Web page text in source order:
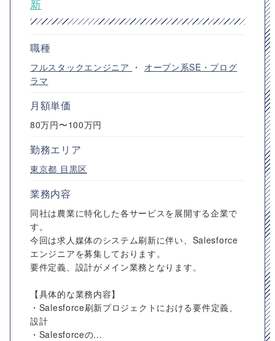
新
職種
フルスタックエンジニア ・ オープン系SE・プログ
ラマ
月額単価
80万円〜100万円
勤務エリア
東京都 目黒区
業務内容
同社は農業に特化した各サービスを展開する企業で
す。
今回は求人媒体のシステム刷新に伴い、Salesforce
エンジニアを募集しております。
要件定義、設計がメイン業務となります。
【具体的な業務内容】
・Salesforce刷新プロジェクトにおける要件定義、
設計
・Salesforceの...